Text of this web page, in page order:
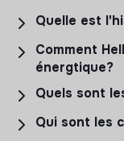
Quelle est
Comment
énergtique?
Quels sont
Qui sont les